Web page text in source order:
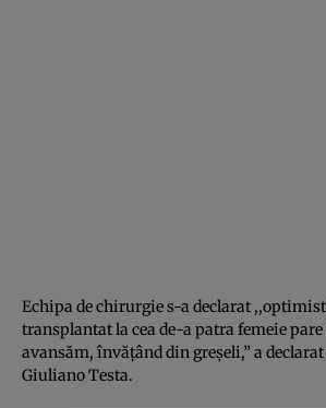
Echipa de chirurgie s-a declarat
transplantat la cea de-a patra femeie
avansăm, învăţând din greşeli,” a
Giuliano Testa.